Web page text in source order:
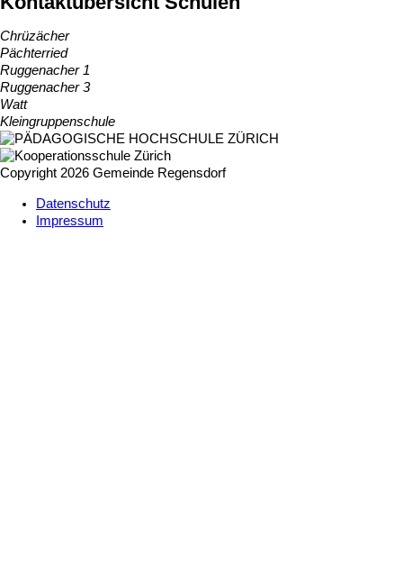
Chrüzächer
Pächterried
Ruggenacher 1
Ruggenacher 3
Watt
Kleingruppenschule
Copyright 2026 Gemeinde Regensdorf
Datenschutz
Impressum